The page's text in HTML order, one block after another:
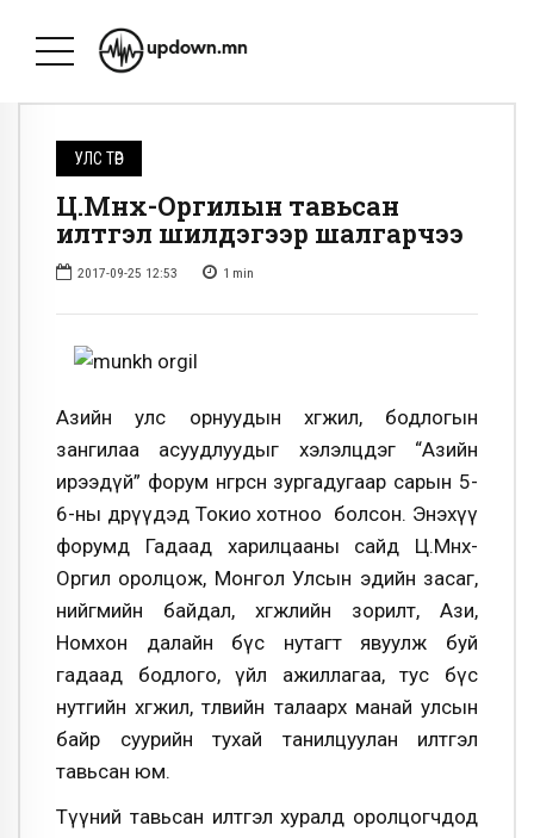
УЛС ТӨР
Ц.Мөнх-Оргилын тавьсан
илтгэл шилдэгээр шалгарчээ
2017-09-25 12:53 1 min
Азийн улс орнуудын хөгжил, бодлогын
зангилаа асуудлуудыг хэлэлцдэг “Азийн
ирээдүй” форум өнгөрсөн зургадугаар сарын 5-
6-ны өдрүүдэд Токио хотноо болсон. Энэхүү
форумд Гадаад харилцааны сайд Ц.Мөнх-
Оргил оролцож, Монгол Улсын эдийн засаг,
нийгмийн байдал, хөгжлийн зорилт, Ази,
Номхон далайн бүс нутагт явуулж буй
гадаад бодлого, үйл ажиллагаа, тус бүс
нутгийн хөгжил, төлөвийн талаарх манай улсын
байр суурийн тухай танилцуулан илтгэл
тавьсан юм.
Түүний тавьсан илтгэл хуралд оролцогчдод